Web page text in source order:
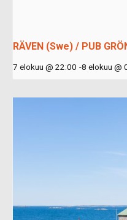
RÄVEN (Swe) / PUB
7 elokuu @ 22:00 -8 elokuu @